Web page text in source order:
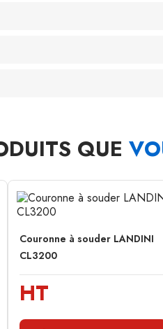
QUE
Couronne à souder LANDINI
CL3200
HT